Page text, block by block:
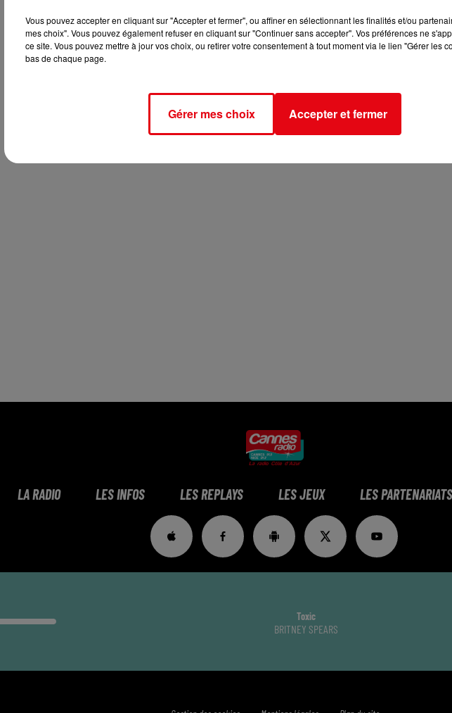
LA RADIO LES INFOS LES REPLAYS LES JEUX LES PARTENARIATS
Toxic
BRITNEY SPEARS
Vous pouvez accepter en cliquant sur "Accepter et fermer", ou affiner en sélectionnant les finalités et/ou
mes choix". Vous pouvez également refuser en cliquant sur "Continuer sans accepter". Vos préférences ne
ce site. Vous pouvez mettre à jour vos choix, ou retirer votre consentement à tout moment via le lien "Gérer les
bas de chaque page.
Gérer mes choix Accepter et fermer